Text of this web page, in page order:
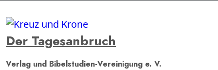
Inhalt
springen
Der Tagesanbruch
Verlag und Bibelstudien-Vereinigung e. V.